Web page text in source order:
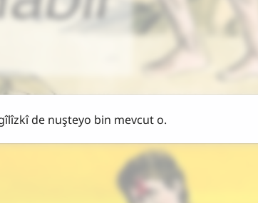
de nuşteyo bin mevcut o.